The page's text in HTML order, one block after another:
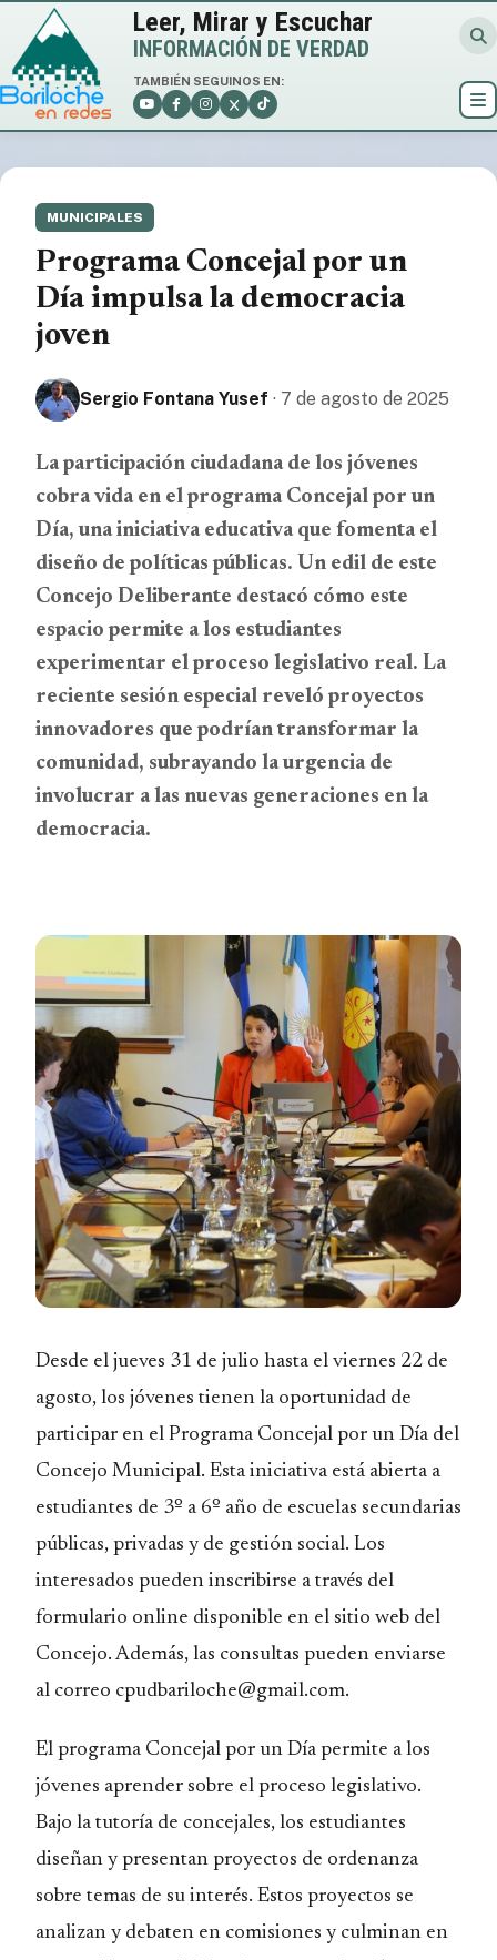
Leer, Mirar y Escuchar
INFORMACIÓN DE VERDAD
TAMBIÉN SEGUINOS EN:
MUNICIPALES
Programa Concejal por un
Día impulsa la democracia
joven
Sergio Fontana Yusef · 7 de agosto de 2025
La participación ciudadana de los jóvenes
cobra vida en el programa Concejal por un
Día, una iniciativa educativa que fomenta el
diseño de políticas públicas. Un edil de este
Concejo Deliberante destacó cómo este
espacio permite a los estudiantes
experimentar el proceso legislativo real. La
reciente sesión especial reveló proyectos
innovadores que podrían transformar la
comunidad, subrayando la urgencia de
involucrar a las nuevas generaciones en la
democracia.
Desde el jueves 31 de julio hasta el viernes 22 de
agosto, los jóvenes tienen la oportunidad de
participar en el Programa Concejal por un Día del
Concejo Municipal. Esta iniciativa está abierta a
estudiantes de 3º a 6º año de escuelas secundarias
públicas, privadas y de gestión social. Los
interesados pueden inscribirse a través del
formulario online disponible en el sitio web del
Concejo. Además, las consultas pueden enviarse
al correo cpudbariloche@gmail.com.
El programa Concejal por un Día permite a los
jóvenes aprender sobre el proceso legislativo.
Bajo la tutoría de concejales, los estudiantes
diseñan y presentan proyectos de ordenanza
sobre temas de su interés. Estos proyectos se
analizan y debaten en comisiones y culminan en